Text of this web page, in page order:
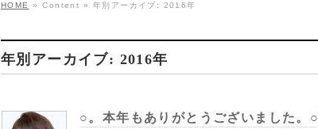
HOME » Content » 年別アーカイブ: 2016年
年別アーカイブ: 2016年
○。本年もありがとうございました。○